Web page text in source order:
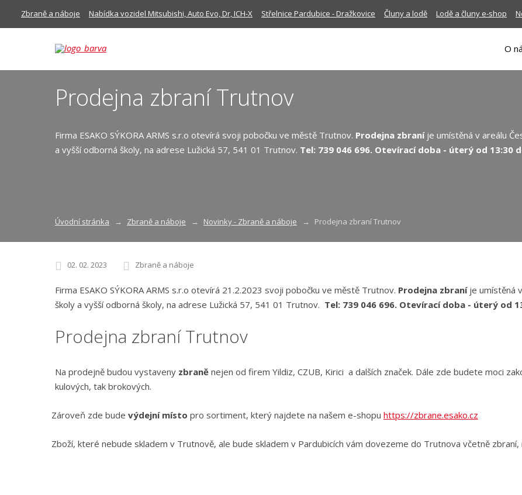
Zbraně a náboje Nabídka vozidel Mitsubishi, Auto Evo, Dr, ICH-X Střelnice Pardubice - Dražkovice Čluny a lodě Lodě a čluny e-shop
O
Prodejna zbraní Trutnov
Firma ESAKO SÝKORA ARMS s.r.o otevírá svoji pobočku ve městě Trutnov. Prodejna zbraní je umístěná v areálu
a vyšší odborná školy, na adrese Lužická 57, 541 01 Trutnov. Tel: 739 046 696. Otevírací doba - úterý od 13:30
Úvodní stránka Zbraně a náboje Novinky - Zbraně a náboje Prodejna zbraní Trutnov
02. 02. 2023 Zbraně a náboje
Firma ESAKO SÝKORA ARMS s.r.o otevírá 21.2.2023 svoji pobočku ve městě Trutnov. Prodejna zbraní je umístěná
školy a vyšší odborná školy, na adrese Lužická 57, 541 01 Trutnov. Tel: 739 046 696. Otevírací doba - úterý od
Prodejna zbraní Trutnov
Na prodejně budou vystaveny zbraně nejen od firem Yildiz, CZUB, Kirici a dalších značek. Dále zde budete moci
kulových, tak brokových.
Zároveň zde bude výdejní místo pro sortiment, který najdete na našem e-shopu https://zbrane.esako.cz
Zboží, které nebude skladem v Trutnově, ale bude skladem v Pardubicích vám dovezeme do Trutnova včetně zbraní,